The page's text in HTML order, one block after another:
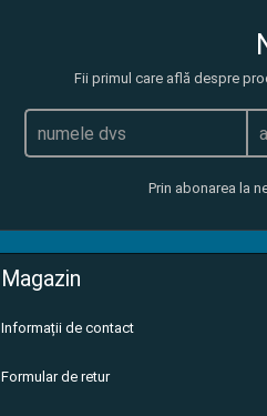
Fii primul care află despre
Prin abonarea la
Magazin
Informații de contact
Formular de retur